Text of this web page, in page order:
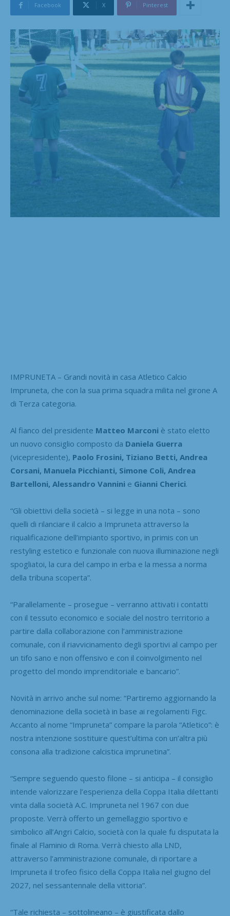
Facebook X Pinterest
IMPRUNETA – Grandi novità in casa Atletico Calcio
Impruneta, che con la sua prima squadra milita nel girone A
di Terza categoria.
Al fianco del presidente Matteo Marconi è stato eletto
un nuovo consiglio composto da Daniela Guerra
(vicepresidente), Paolo Frosini, Tiziano Betti, Andrea
Corsani, Manuela Picchianti, Simone Coli, Andrea
Bartelloni, Alessandro Vannini e Gianni Cherici.
“Gli obiettivi della società – si legge in una nota – sono
quelli di rilanciare il calcio a Impruneta attraverso la
riqualificazione dell’impianto sportivo, in primis con un
restyling estetico e funzionale con nuova illuminazione negli
spogliatoi, la cura del campo in erba e la messa a norma
della tribuna scoperta”.
“Parallelamente – prosegue – verranno attivati i contatti
con il tessuto economico e sociale del nostro territorio a
partire dalla collaborazione con l’amministrazione
comunale, con il riavvicinamento degli sportivi al campo per
un tifo sano e non offensivo e con il coinvolgimento nel
progetto del mondo imprenditoriale e bancario”.
Novità in arrivo anche sul nome: “Partiremo aggiornando la
denominazione della società in base ai regolamenti Figc.
Accanto al nome “Impruneta” compare la parola “Atletico”: è
nostra intenzione sostituire quest’ultima con un’altra più
consona alla tradizione calcistica imprunetina”.
“Sempre seguendo questo filone – si anticipa – il consiglio
intende valorizzare l’esperienza della Coppa Italia dilettanti
vinta dalla società A.C. Impruneta nel 1967 con due
proposte. Verrà offerto un gemellaggio sportivo e
simbolico all’Angri Calcio, società con la quale fu disputata la
finale al Flaminio di Roma. Verrà chiesto alla LND,
attraverso l’amministrazione comunale, di riportare a
Impruneta il trofeo fisico della Coppa Italia nel giugno del
2027, nel sessantennale della vittoria”.
“Tale richiesta – sottolineano – è giustificata dallo